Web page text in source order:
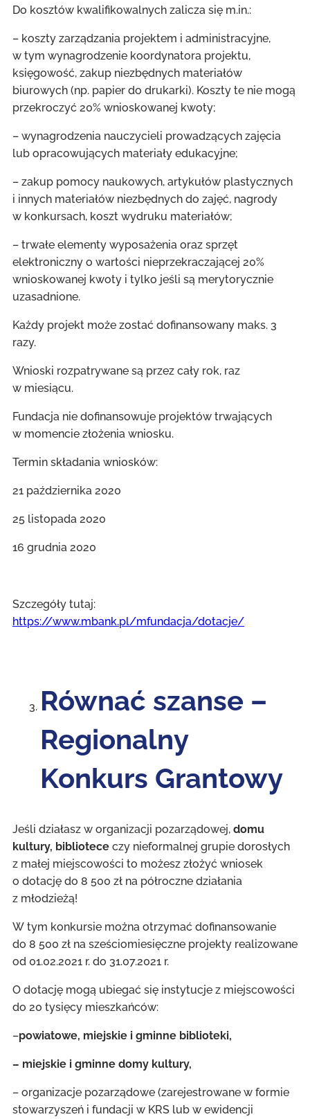
Do kosztów kwalifikowalnych zalicza się m.in.:
– koszty zarządzania projektem i administracyjne,
w tym wynagrodzenie koordynatora projektu,
księgowość, zakup niezbędnych materiałów
biurowych (np. papier do drukarki). Koszty te nie mogą
przekroczyć 20% wnioskowanej kwoty;
– wynagrodzenia nauczycieli prowadzących zajęcia
lub opracowujących materiały edukacyjne;
– zakup pomocy naukowych, artykułów plastycznych
i innych materiałów niezbędnych do zajęć, nagrody
w konkursach, koszt wydruku materiałów;
– trwałe elementy wyposażenia oraz sprzęt
elektroniczny o wartości nieprzekraczającej 20%
wnioskowanej kwoty i tylko jeśli są merytorycznie
uzasadnione.
Każdy projekt może zostać dofinansowany maks. 3
razy.
Wnioski rozpatrywane są przez cały rok, raz
w miesiącu.
Fundacja nie dofinansowuje projektów trwających
w momencie złożenia wniosku.
Termin składania wniosków:
21 października 2020
25 listopada 2020
16 grudnia 2020
Szczegóły tutaj:
https://www.mbank.pl/mfundacja/dotacje/
Równać szanse –
Regionalny
Konkurs Grantowy
Jeśli działasz w organizacji pozarządowej, domu
kultury, bibliotece czy nieformalnej grupie dorosłych
z małej miejscowości to możesz złożyć wniosek
o dotację do 8 500 zł na półroczne działania
z młodzieżą!
W tym konkursie można otrzymać dofinansowanie
do 8 500 zł na sześciomiesięczne projekty realizowane
od 01.02.2021 r. do 31.07.2021 r.
O dotację mogą ubiegać się instytucje z miejscowości
do 20 tysięcy mieszkańców:
–powiatowe, miejskie i gminne biblioteki,
– miejskie i gminne domy kultury,
– organizacje pozarządowe (zarejestrowane w formie
stowarzyszeń i fundacji w KRS lub w ewidencji